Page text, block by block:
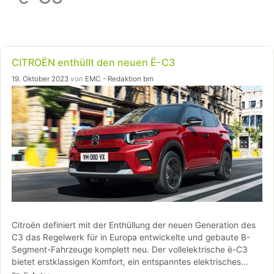
CITROËN enthüllt den neuen Ë-C3
19. Oktober 2023 von EMC - Redaktion bm
Citroën definiert mit der Enthüllung der neuen Generation des
C3 das Regelwerk für in Europa entwickelte und gebaute B-
Segment-Fahrzeuge komplett neu. Der vollelektrische ë-C3
bietet erstklassigen Komfort, ein entspanntes elektrisches